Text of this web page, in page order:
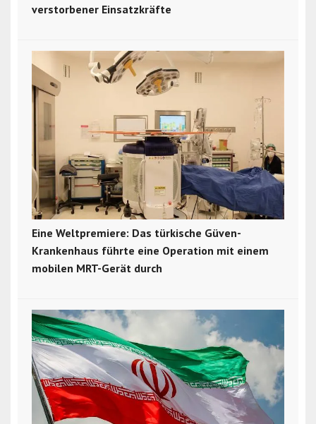
verstorbener Einsatzkräfte
Eine Weltpremiere: Das türkische Güven-
Krankenhaus führte eine Operation mit einem
mobilen MRT-Gerät durch